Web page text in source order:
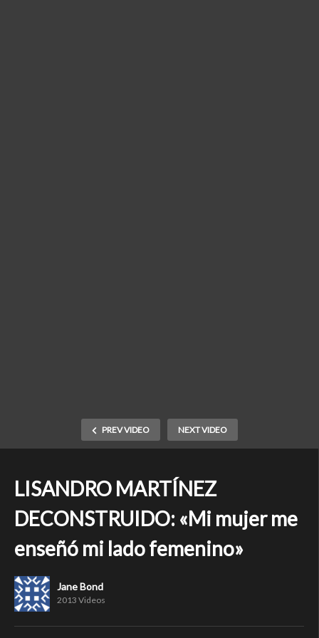
PREV VIDEO NEXT VIDEO
LISANDRO MARTÍNEZ
DECONSTRUIDO: «Mi mujer me
enseñó mi lado femenino»
Jane Bond
2013 Videos